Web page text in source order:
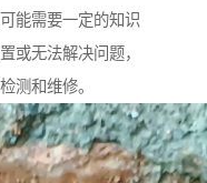
能需要一定的知识
或无法解决问题，
测和维修。